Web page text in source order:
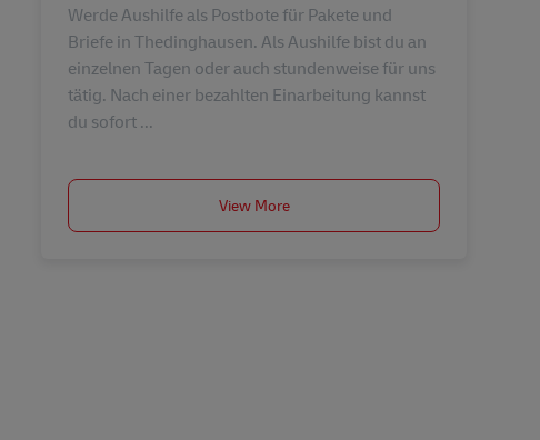
Werde Aushilfe als Postbote für Pakete und
Briefe in Thedinghausen. Als Aushilfe bist du an
einzelnen Tagen oder auch stundenweise für uns
tätig. Nach einer bezahlten Einarbeitung kannst
du sofort ...
View More